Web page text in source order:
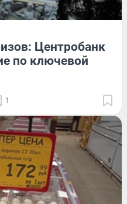
Центробанк
по ключевой
1